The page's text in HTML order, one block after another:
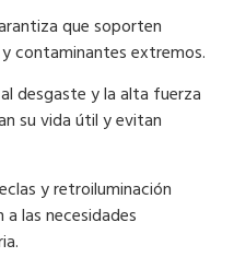
que soporten
contaminantes extremos.
desgaste y la alta fuerza
su vida útil y evitan
y retroiluminación
las necesidades